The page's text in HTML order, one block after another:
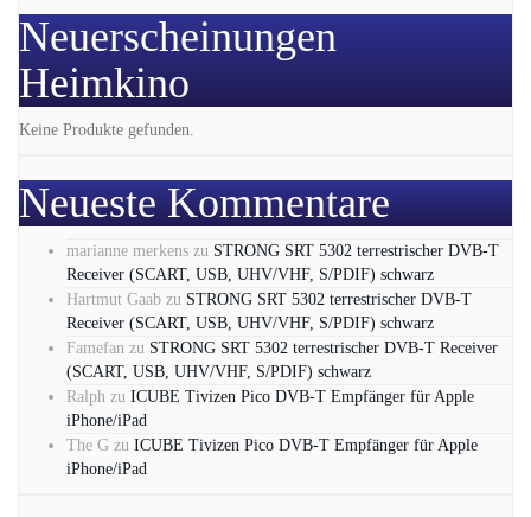
Neuerscheinungen
Heimkino
Keine Produkte gefunden.
Neueste Kommentare
marianne merkens zu STRONG SRT 5302 terrestrischer DVB-T
Receiver (SCART, USB, UHV/VHF, S/PDIF) schwarz
Hartmut Gaab zu STRONG SRT 5302 terrestrischer DVB-T
Receiver (SCART, USB, UHV/VHF, S/PDIF) schwarz
Famefan zu STRONG SRT 5302 terrestrischer DVB-T Receiver
(SCART, USB, UHV/VHF, S/PDIF) schwarz
Ralph zu ICUBE Tivizen Pico DVB-T Empfänger für Apple
iPhone/iPad
The G zu ICUBE Tivizen Pico DVB-T Empfänger für Apple
iPhone/iPad